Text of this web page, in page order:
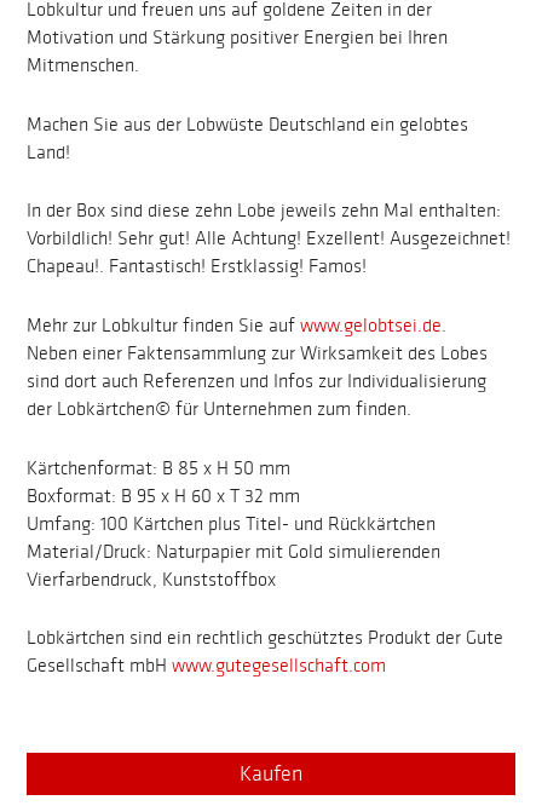
Lobkultur und freuen uns auf goldene Zeiten in der
Motivation und Stärkung positiver Energien bei Ihren
Mitmenschen.
Machen Sie aus der Lobwüste Deutschland ein gelobtes
Land!
In der Box sind diese zehn Lobe jeweils zehn Mal enthalten:
Vorbildlich! Sehr gut! Alle Achtung! Exzellent! Ausgezeichnet!
Chapeau!. Fantastisch! Erstklassig! Famos!
Mehr zur Lobkultur finden Sie aufwww.gelobtsei.de.
Neben einer Faktensammlung zur Wirksamkeit des Lobes
sind dort auch Referenzen und Infos zur Individualisierung
der Lobkärtchen© für Unternehmen zum finden.
Kärtchenformat: B 85 x H 50 mm
Boxformat: B 95 x H 60 x T 32 mm
Umfang: 100 Kärtchen plus Titel- und Rückkärtchen
Material/Druck: Naturpapier mit Gold simulierenden
Vierfarbendruck, Kunststoffbox
Lobkärtchen sind ein rechtlich geschütztes Produkt der Gute
Gesellschaft mbHwww.gutegesellschaft.com
Kaufen